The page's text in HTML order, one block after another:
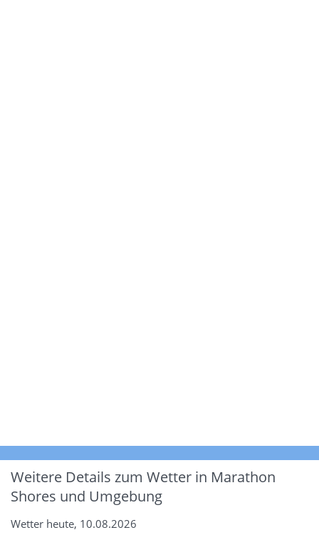
Weitere Details zum Wetter in Marathon
Shores und Umgebung
Wetter heute, 10.08.2026